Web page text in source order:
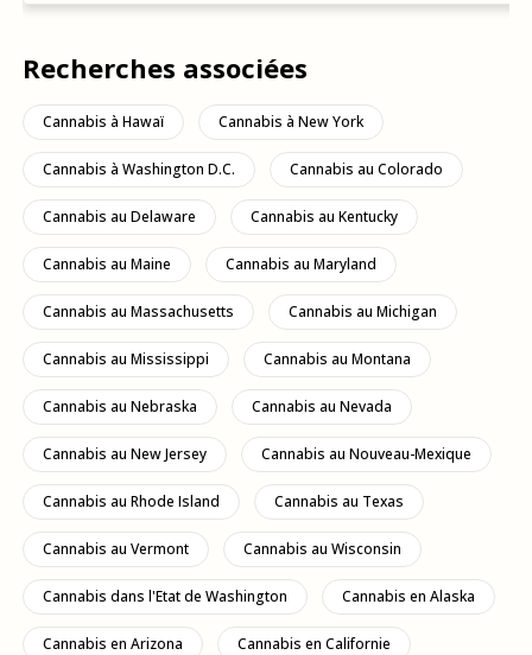
Recherches associées
Cannabis à Hawaï Cannabis à New York
Cannabis à Washington D.C. Cannabis au Colorado
Cannabis au Delaware Cannabis au Kentucky
Cannabis au Maine Cannabis au Maryland
Cannabis au Massachusetts Cannabis au Michigan
Cannabis au Mississippi Cannabis au Montana
Cannabis au Nebraska Cannabis au Nevada
Cannabis au New Jersey Cannabis au Nouveau-Mexique
Cannabis au Rhode Island Cannabis au Texas
Cannabis au Vermont Cannabis au Wisconsin
Cannabis dans l'Etat de Washington Cannabis en Alaska
Cannabis en Arizona Cannabis en Californie